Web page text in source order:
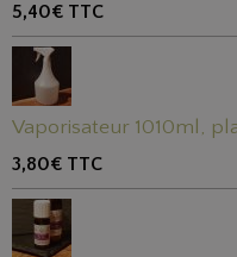
5,40€ TTC
Vaporisateur 1010ml,
3,80€ TTC